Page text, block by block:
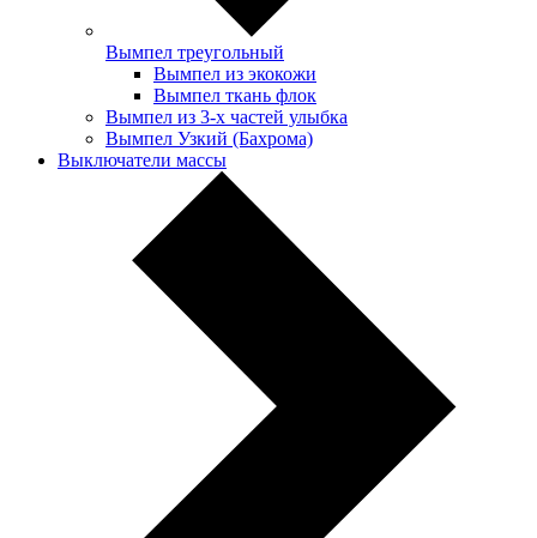
Вымпел треугольный
Вымпел из экокожи
Вымпел ткань флок
Вымпел из 3-х частей улыбка
Вымпел Узкий (Бахрома)
Выключатели массы